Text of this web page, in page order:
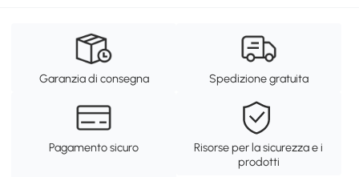
Garanzia di consegna Spedizione gratuita
Pagamento sicuro
Risorse per la sicurezza e i
prodotti